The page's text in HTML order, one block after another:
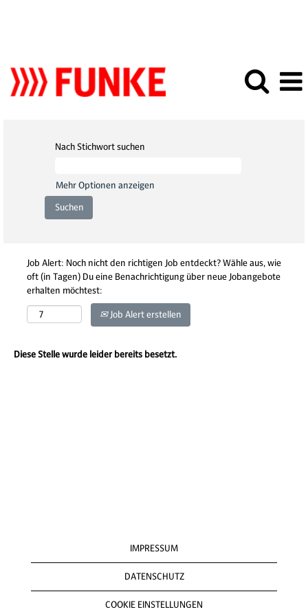
Nach Stichwort suchen
Mehr Optionen anzeigen
Job Alert: Noch nicht den richtigen Job entdeckt? Wähle aus, wie
oft (in Tagen) Du eine Benachrichtigung über neue Jobangebote
erhalten möchtest:
Job Alert erstellen
Diese Stelle wurde leider bereits besetzt.
IMPRESSUM
DATENSCHUTZ
COOKIE EINSTELLUNGEN